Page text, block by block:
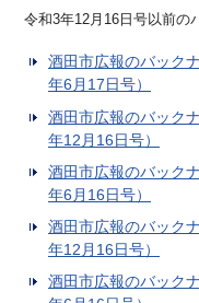
令和3年12月16日号以前の
酒田市広報のバック
年6月17日号）
酒田市広報のバック
年12月16日号）
酒田市広報のバック
年6月16日号）
酒田市広報のバック
年12月16日号）
酒田市広報のバック